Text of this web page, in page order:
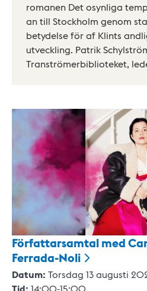
romanen Det osynliga
an till Stockholm genom
betydelse för af Klints
utveckling. Patrik
Tranströmerbiblioteket,
Författarsamtal med
Ferrada-Noli
Datum: Torsdag 13 augusti